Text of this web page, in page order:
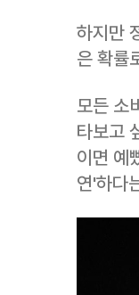
하지만
은 확률
모든 소
타보고
이면 예
연'하다